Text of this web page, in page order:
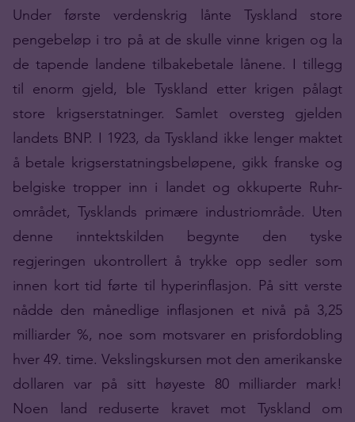
Under første verdenskrig lånte Tyskland store
pengebeløp i tro på at de skulle vinne krigen og la
de tapende landene tilbakebetale lånene. I tillegg
til enorm gjeld, ble Tyskland etter krigen pålagt
store krigserstatninger. Samlet oversteg gjelden
landets BNP. I 1923, da Tyskland ikke lenger maktet
å betale krigserstatningsbeløpene, gikk franske og
belgiske tropper inn i landet og okkuperte Ruhr-
området, Tysklands primære industriområde. Uten
denne inntektskilden begynte den tyske
regjeringen ukontrollert å trykke opp sedler som
innen kort tid førte til hyperinflasjon. På sitt verste
nådde den månedlige inflasjonen et nivå på 3,25
milliarder %, noe som motsvarer en prisfordobling
hver 49. time. Vekslingskursen mot den amerikanske
dollaren var på sitt høyeste 80 milliarder mark!
Noen land reduserte kravet mot Tyskland om